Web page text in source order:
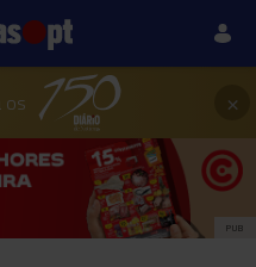
os ×
PUB